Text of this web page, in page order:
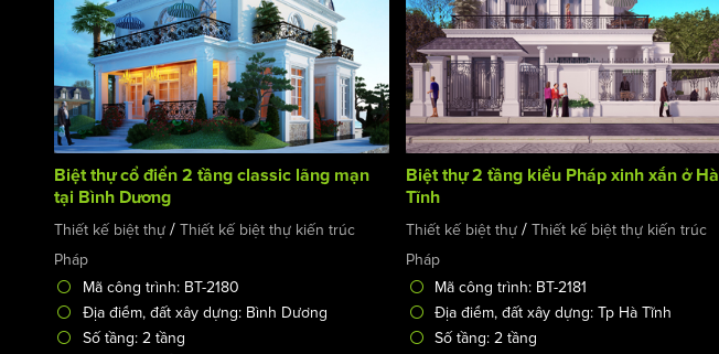
Biệt thự cổ điển 2 tầng classic lãng mạn
tại Bình Dương
Thiết kế biệt thự/ Thiết kế biệt thự kiến trúc
Pháp
Mã công trình: BT-2180
Địa điểm, đất xây dựng: Bình Dương
Số tầng: 2 tầng
Biệt thự 2 tầng kiểu Pháp xinh xắn ở Hà
Tĩnh
Thiết kế biệt thự/ Thiết kế biệt thự kiến trúc
Pháp
Mã công trình: BT-2181
Địa điểm, đất xây dựng: Tp Hà Tĩnh
Số tầng: 2 tầng